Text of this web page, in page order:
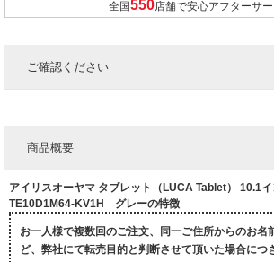
全国 店舗で安心アフターサ
ご確認ください
商品概要
アイリスオーヤマ タブレット（LUCA Tablet） 10.1
TE10D1M64-KV1H グレーの特徴
お一人様で複数回のご注文、同一ご住所からのお名
ど、弊社にて転売目的と判断させて頂いた場合につ